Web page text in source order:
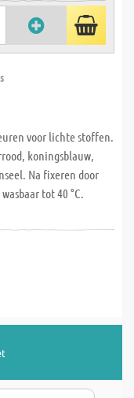
voor lichte stoffen.
koningsblauw,
Na fixeren door
tot 40 °C.